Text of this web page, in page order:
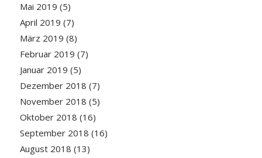
Mai 2019 (5)
April 2019 (7)
März 2019 (8)
Februar 2019 (7)
Januar 2019 (5)
Dezember 2018 (7)
November 2018 (5)
Oktober 2018 (16)
September 2018 (16)
August 2018 (13)